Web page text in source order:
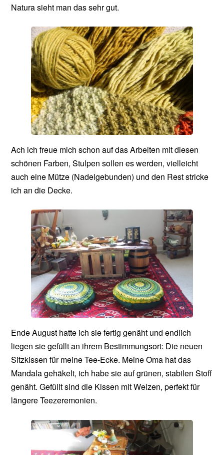
Natura sieht man das sehr gut.
Ach ich freue mich schon auf das Arbeiten mit diesen
schönen Farben, Stulpen sollen es werden, vielleicht
auch eine Mütze (Nadelgebunden) und den Rest stricke
ich an die Decke.
Ende August hatte ich sie fertig genäht und endlich
liegen sie gefüllt an ihrem Bestimmungsort: Die neuen
Sitzkissen für meine Tee-Ecke. Meine Oma hat das
Mandala gehäkelt, ich habe sie auf grünen, stabilen Stoff
genäht. Gefüllt sind die Kissen mit Weizen, perfekt für
längere Teezeremonien.